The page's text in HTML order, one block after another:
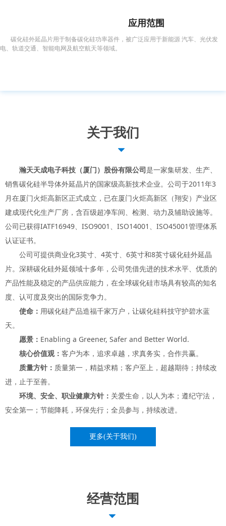
经营范围
뀓
关于我们
뀓
瀚天天成电子科技（厦门）股份有限公司是一家集研发、生产、
销售碳化硅半导体外延晶片的国家级高新技术企业。公司于2011年3
月在厦门火炬高新区正式成立，已在厦门火炬高新区（翔安）产业区
建成现代化生产厂房，含百级超净车间、检测、动力及辅助设施等。
公司已获得IATF16949、ISO9001、ISO14001、ISO45001管理体系
认证证书。
公司可提供商业化3英寸、4英寸、6英寸和8英寸碳化硅外延晶
片。深耕碳化硅外延领域十多年，公司凭借先进的技术水平、优质的
产品性能及稳定的产品供应能力，在全球碳化硅市场具有较高的知名
度、认可度及突出的国际竞争力。
使命： 用碳化硅产品造福千家万户，让碳化硅科技守护碧水蓝
天。
愿景： Enabling a Greener, Safer and Better World.
核心价值观： 客户为本，追求卓越，求真务实，合作共赢。
质量方针： 质量第一，精益求精；客户至上，超越期待；持续改
进，止于至善。
环境、安全、职业健康方针： 关爱生命，以人为本；遵纪守法，
安全第一；节能降耗，环保先行；全员参与，持续改进。
更多(关于我们)
碳化硅外延晶片用于制备碳化硅功率器件，被广泛应用于新能源 汽车、光伏发
电、轨道交通、智能电网及航空航天等领域。
应用范围